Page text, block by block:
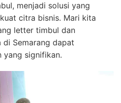
menjadi solusi yang
citra bisnis. Mari kita
letter timbul dan
di Semarang dapat
yang signifikan.